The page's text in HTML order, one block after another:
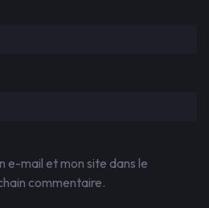
e-mail et mon site dans le
commentaire.